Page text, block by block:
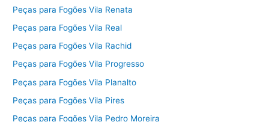
Peças para Fogões Vila Renata
Peças para Fogões Vila Real
Peças para Fogões Vila Rachid
Peças para Fogões Vila Progresso
Peças para Fogões Vila Planalto
Peças para Fogões Vila Pires
Peças para Fogões Vila Pedro Moreira